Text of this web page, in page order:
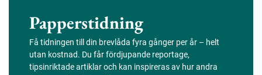
Papperstidning
Få tidningen till din brevlåda fyra gånger per år – helt
utan kostnad. Du får fördjupande reportage,
tipsinriktade artiklar och kan inspireras av hur andra